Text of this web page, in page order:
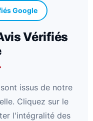
Google
Vérifiés
issus de notre
Cliquez sur le
l'intégralité des